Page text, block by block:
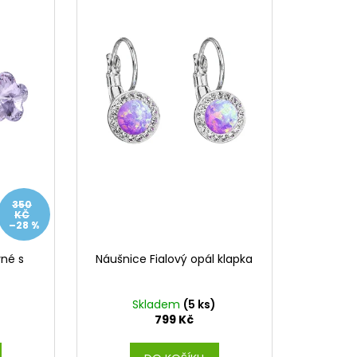
350
KČ
–28 %
s
Náušnice Fialový opál klapka
Skladem (5 ks)
799 Kč